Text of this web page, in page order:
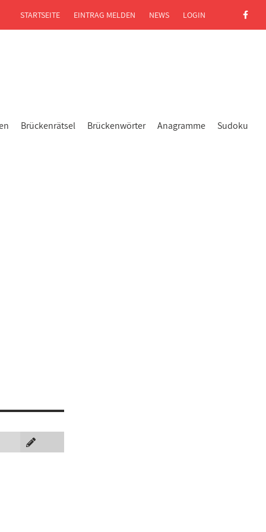
Brückenrätsel Brückenwörter Anagramme Sudoku
STARTSEITE EINTRAG MELDEN NEWS LOGIN